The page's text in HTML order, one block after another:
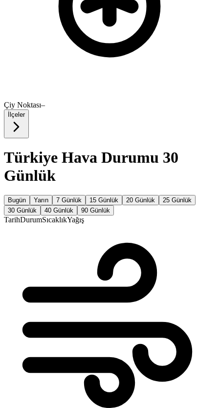
Çiy Noktası–
İlçeler
Türkiye Hava Durumu 30
Günlük
Bugün Yarın 7 Günlük 15 Günlük 20 Günlük
25 Günlük
30 Günlük
40 Günlük 90 Günlük
TarihDurumSıcaklıkYağış